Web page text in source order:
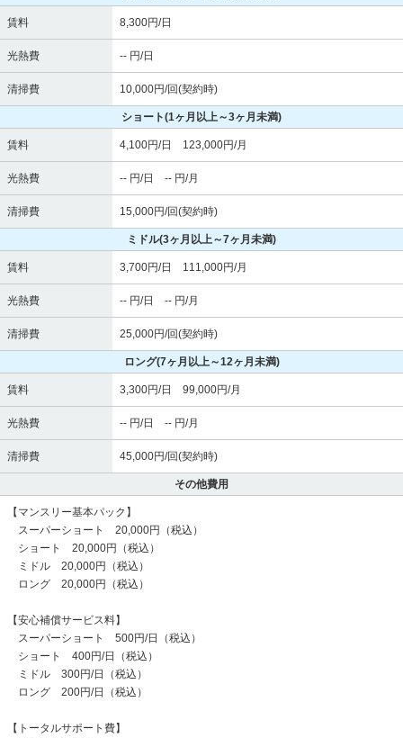
賃料 8,300円/日
光熱費 -- 円/日
清掃費 10,000円/回(契約時)
ショート(1ヶ月以上～3ヶ月未満)
賃料 4,100円/日 123,000円/月
光熱費 -- 円/日 -- 円/月
清掃費 15,000円/回(契約時)
ミドル(3ヶ月以上～7ヶ月未満)
賃料 3,700円/日 111,000円/月
光熱費 -- 円/日 -- 円/月
清掃費 25,000円/回(契約時)
ロング(7ヶ月以上～12ヶ月未満)
賃料 3,300円/日 99,000円/月
光熱費 -- 円/日 -- 円/月
清掃費 45,000円/回(契約時)
その他費用
【マンスリー基本パック】
スーパーショート 20,000円（税込）
ショート 20,000円（税込）
ミドル 20,000円（税込）
ロング 20,000円（税込）
【安心補償サービス料】
スーパーショート 500円/日（税込）
ショート 400円/日（税込）
ミドル 300円/日（税込）
ロング 200円/日（税込）
【トータルサポート費】